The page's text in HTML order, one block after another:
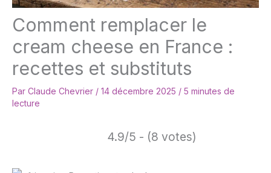
Comment remplacer le
cream cheese en France :
recettes et substituts
Par Claude Chevrier / 14 décembre 2025 / 5 minutes de
lecture
4.9/5 - (8 votes)